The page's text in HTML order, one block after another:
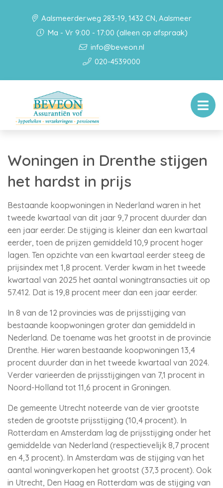
Aalsmeerderweg 283-19, 1432 CN, Aalsmeer
Ma - Vr 9:00 - 17:00 (alleen op afspraak)
info@beveon.nl
020-4539000
Woningen in Drenthe stijgen
het hardst in prijs
Bestaande koopwoningen in Nederland waren in het
tweede kwartaal van dit jaar 9,7 procent duurder dan
een jaar eerder. De stijging is kleiner dan een kwartaal
eerder, toen de prijzen gemiddeld 10,9 procent hoger
lagen. Ten opzichte van een kwartaal eerder steeg de
prijsindex met 1,8 procent. Verder kwam in het tweede
kwartaal van 2025 het aantal woningtransacties uit op
57.412. Dat is 19,8 procent meer dan een jaar eerder.
In 8 van de 12 provincies was de prijsstijging van
bestaande koopwoningen groter dan gemiddeld in
Nederland. De toename was het grootst in de provincie
Drenthe. Hier waren bestaande koopwoningen 13,4
procent duurder dan in het tweede kwartaal van 2024.
Verder varieerden de prijsstijgingen van 7,1 procent in
Noord-Holland tot 11,6 procent in Groningen.
De gemeente Utrecht noteerde van de vier grootste
steden de grootste prijsstijging (10,4 procent). In
Rotterdam en Amsterdam lag de prijsstijging onder het
gemiddelde van Nederland (respectievelijk 8,7 procent
en 4,3 procent). In Amsterdam was de stijging van het
aantal woningverkopen het grootst (37,3 procent). Ook
in Utrecht, Den Haag en Rotterdam was de stijging van